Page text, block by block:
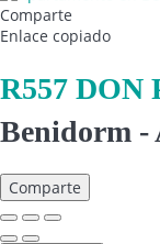
Comparte
Enlace copiado
R557 DON
Benidorm -
Comparte